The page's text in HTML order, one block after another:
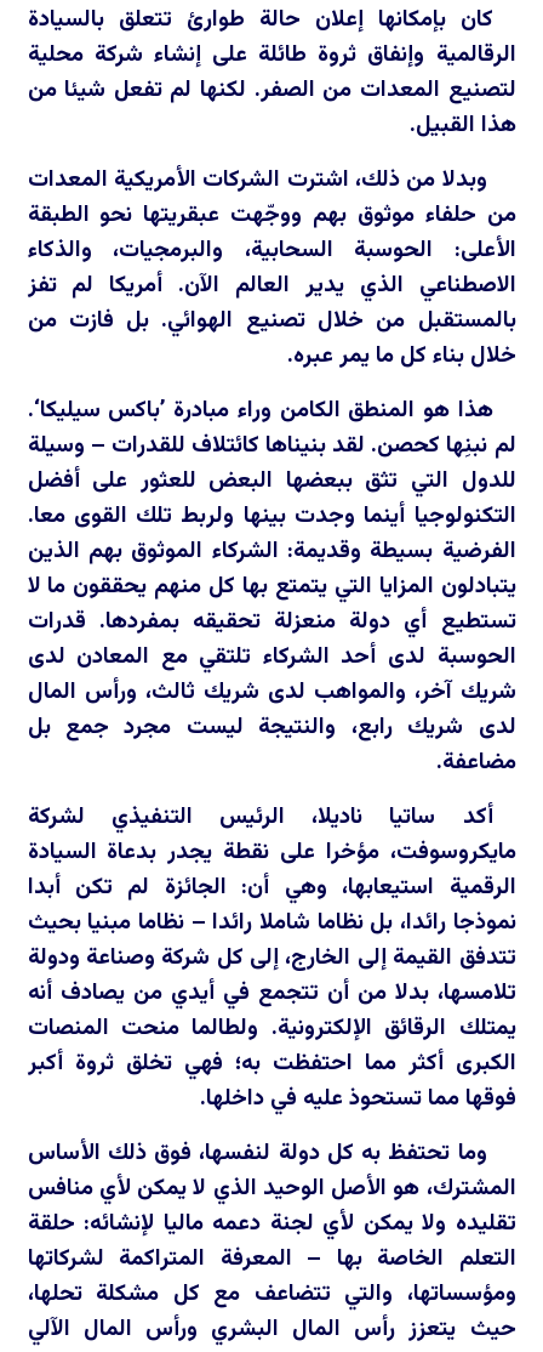
كان بإمكانها إعلان حالة طوارئ تتعلق بالسيادة
الرقالمية وإنفاق ثروة طائلة على إنشاء شركة محلية
لتصنيع المعدات من الصفر. لكنها لم تفعل شيئا من
هذا القبيل.
وبدلا من ذلك، اشترت الشركات الأمريكية المعدات
من حلفاء موثوق بهم ووجّهت عبقريتها نحو الطبقة
الأعلى: الحوسبة السحابية، والبرمجيات، والذكاء
الاصطناعي الذي يدير العالم الآن. أمريكا لم تفز
بالمستقبل من خلال تصنيع الهوائي. بل فازت من
خلال بناء كل ما يمر عبره.
هذا هو المنطق الكامن وراء مبادرة ’باكس سيليكا‘.
لم نبنِها كحصن. لقد بنيناها كائتلاف للقدرات – وسيلة
للدول التي تثق ببعضها البعض للعثور على أفضل
التكنولوجيا أينما وجدت بينها ولربط تلك القوى معا.
الفرضية بسيطة وقديمة: الشركاء الموثوق بهم الذين
يتبادلون المزايا التي يتمتع بها كل منهم يحققون ما لا
تستطيع أي دولة منعزلة تحقيقه بمفردها. قدرات
الحوسبة لدى أحد الشركاء تلتقي مع المعادن لدى
شريك آخر، والمواهب لدى شريك ثالث، ورأس المال
لدى شريك رابع، والنتيجة ليست مجرد جمع بل
مضاعفة.
أكد ساتيا ناديلا، الرئيس التنفيذي لشركة
مايكروسوفت، مؤخرا على نقطة يجدر بدعاة السيادة
الرقمية استيعابها، وهي أن: الجائزة لم تكن أبدا
نموذجا رائدا، بل نظاما شاملا رائدا – نظاما مبنيا بحيث
تتدفق القيمة إلى الخارج، إلى كل شركة وصناعة ودولة
تلامسها، بدلا من أن تتجمع في أيدي من يصادف أنه
يمتلك الرقائق الإلكترونية. ولطالما منحت المنصات
الكبرى أكثر مما احتفظت به؛ فهي تخلق ثروة أكبر
فوقها مما تستحوذ عليه في داخلها.
وما تحتفظ به كل دولة لنفسها، فوق ذلك الأساس
المشترك، هو الأصل الوحيد الذي لا يمكن لأي منافس
تقليده ولا يمكن لأي لجنة دعمه ماليا لإنشائه: حلقة
التعلم الخاصة بها – المعرفة المتراكمة لشركاتها
ومؤسساتها، والتي تتضاعف مع كل مشكلة تحلها،
حيث يتعزز رأس المال البشري ورأس المال الآلي